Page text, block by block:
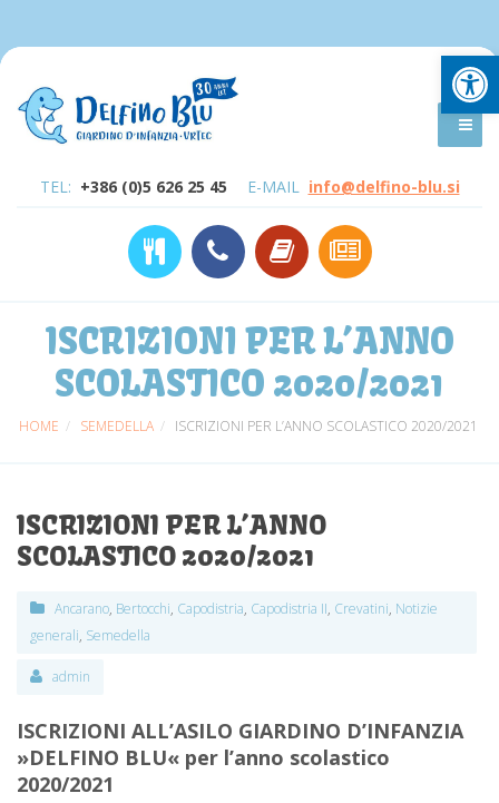
TEL: +386 (0)5 626 25 45 E-MAIL info@delfino-blu.si
ISCRIZIONI PER L’ANNO
SCOLASTICO 2020/2021
HOME SEMEDELLA ISCRIZIONI PER L’ANNO SCOLASTICO 2020/2021
ISCRIZIONI PER L’ANNO
SCOLASTICO 2020/2021
Ancarano, Bertocchi, Capodistria, Capodistria II, Crevatini, Notizie
generali, Semedella
admin
ISCRIZIONI ALL’ASILO GIARDINO D’INFANZIA
»DELFINO BLU« per l’anno scolastico
2020/2021